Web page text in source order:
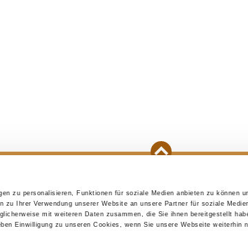
zu personalisieren, Funktionen für soziale Medien anbieten zu können
zu Ihrer Verwendung unserer Website an unsere Partner für soziale
mit weiteren Daten zusammen, die Sie ihnen bereitgestellt
Einwilligung zu unseren Cookies, wenn Sie unsere Webseite weiterhin
Initial preparations A